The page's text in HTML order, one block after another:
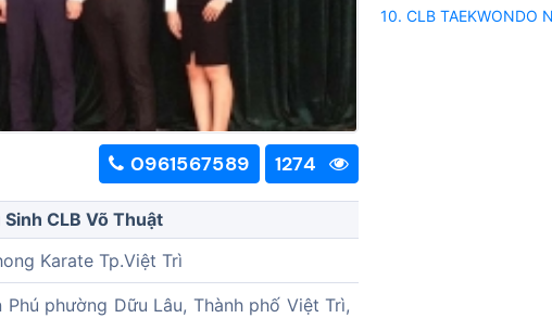
0961567589 1274
CLB Võ Thuật
Karate Tp.Việt Trì
Phú phường Dữu Lâu, Thành phố Việt Trì,
10. CLB TAEKWONDO